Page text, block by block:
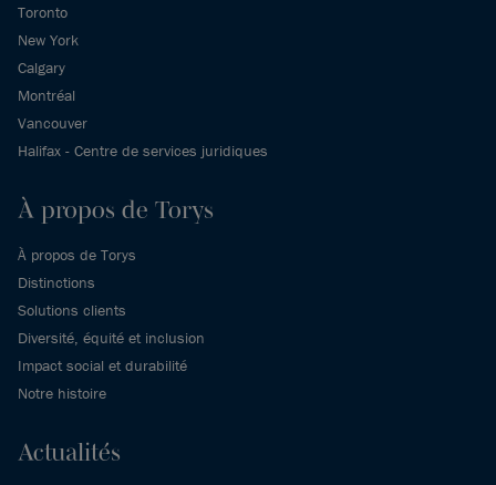
Toronto
New York
Calgary
Montréal
Vancouver
Halifax - Centre de services juridiques
À propos de Torys
À propos de Torys
Distinctions
Solutions clients
Diversité, équité et inclusion
Impact social et durabilité
Notre histoire
Actualités